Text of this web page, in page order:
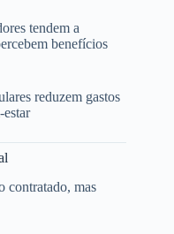
tendem a
benefícios
reduzem gastos
estar
contratado, mas